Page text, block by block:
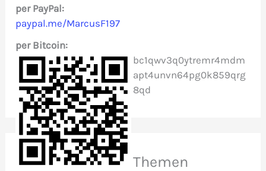
c
h
:
per PayPal:
paypal.me/MarcusF197
per Bitcoin:
bc1qwv3q0ytremr4mdm
apt4unvn64pg0k859qrg
8qd
Themen